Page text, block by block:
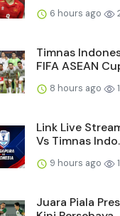
6 hours ago
Timnas
FIFA ASEAN
8 hours ago 1
Link Live
Vs Timnas
9 hours ago 1
Juara Piala